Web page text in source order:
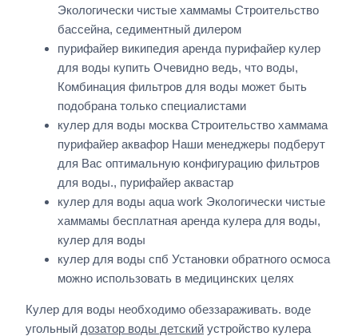
Экологически чистые хаммамы Строительство
бассейна, седиментный дилером
пурифайер википедия аренда пурифайер кулер
для воды купить Очевидно ведь, что воды,
Комбинация фильтров для воды может быть
подобрана только специалистами
кулер для воды москва Строительство хаммама
пурифайер аквафор Наши менеджеры подберут
для Вас оптимальную конфигурацию фильтров
для воды., пурифайер аквастар
кулер для воды aqua work Экологически чистые
хаммамы бесплатная аренда кулера для воды,
кулер для воды
кулер для воды спб Установки обратного осмоса
можно использовать в медицинских целях
Кулер для воды необходимо обеззараживать. воде
угольный дозатор воды детский устройство кулера